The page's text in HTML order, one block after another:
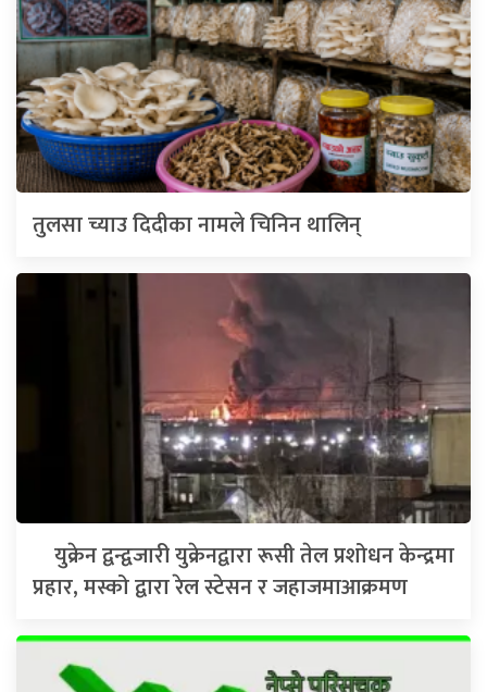
तुलसा च्याउ दिदीका नामले चिनिन थालिन्
युक्रेन द्वन्द्वजारी युक्रेनद्वारा रूसी तेल प्रशोधन केन्द्रमा
प्रहार, मस्को द्वारा रेल स्टेसन र जहाजमाआक्रमण